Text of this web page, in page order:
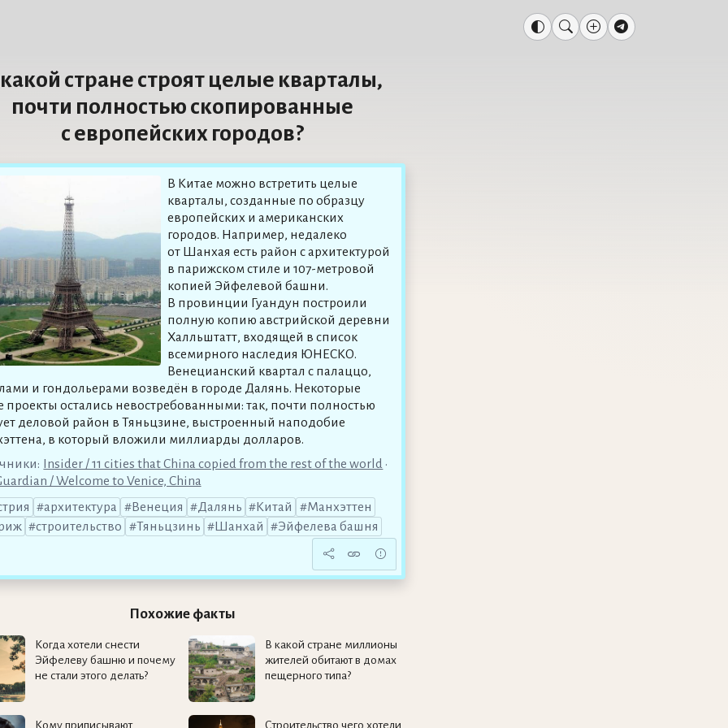
стране строят целые кварталы,
почти полностью скопированные
с европейских городов?
В Китае можно встретить целые
кварталы, созданные по образцу
европейских и американских
городов. Например, недалеко
от Шанхая есть район с архитектурой
в парижском стиле и 107-метровой
копией Эйфелевой башни.
В провинции Гуандун построили
полную копию австрийской деревни
Халльштатт, входящей в список
всемирного наследия ЮНЕСКО.
Венецианский квартал с палаццо,
и гондольерами возведён в городе Далянь. Некоторые
проекты остались невостребованными: так, почти полностью
деловой район в Тяньцзине, выстроенный наподобие
в который вложили миллиарды долларов.
Insider / 11 cities that China copied from the rest of the world •
/ Welcome to Venice, China
архитектура Венеция Далянь Китай
Манхэттен
строительство Тяньцзинь Шанхай Эйфелева башня
Похожие факты
Когда хотели снести
Эйфелеву башню и почему
не стали этого делать?
В какой стране миллионы
жителей обитают в домах
пещерного типа?
Кому приписывают Строительство чего хотели